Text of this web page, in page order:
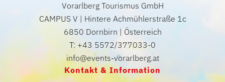
Vorarlberg Tourismus GmbH
CAMPUS V | Hintere Achmühlerstraße 1c
6850 Dornbirn | Österreich
T: +43 5572/377033-0
info@events-vorarlberg.at
Kontakt & Information